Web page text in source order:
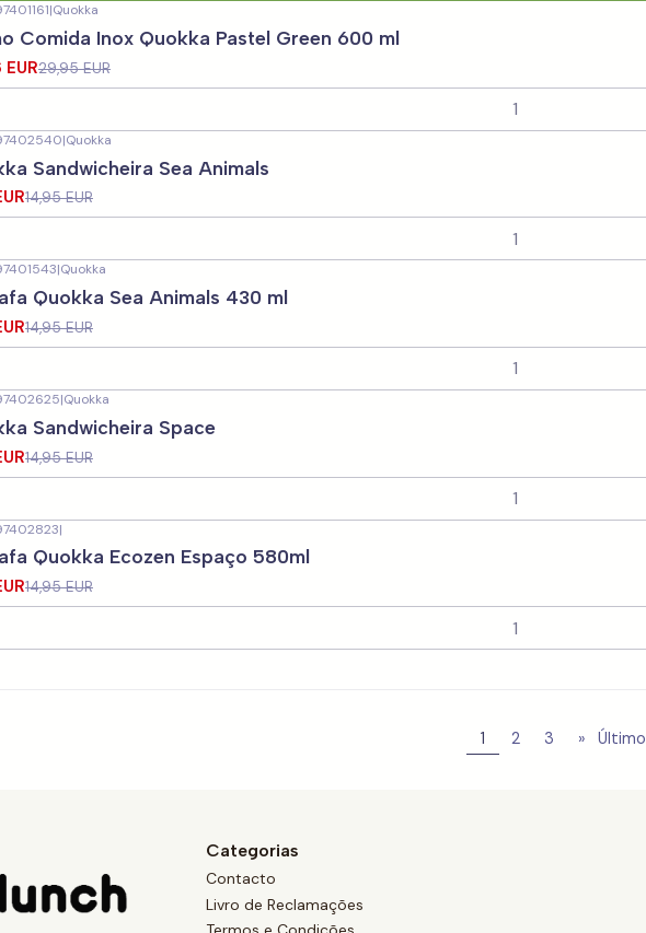
DESCONTO
|Quokka
Comida Inox Quokka Pastel Green 600 ml
29,95 EUR
DESCONTO
|Quokka
Sandwicheira Sea Animals
14,95 EUR
DESCONTO
|Quokka
Quokka Sea Animals 430 ml
14,95 EUR
DESCONTO
|Quokka
Sandwicheira Space
14,95 EUR
DESCONTO
|
Quokka Ecozen Espaço 580ml
14,95 EUR
1 2 3 » Último
Categorias
Contacto
Livro de Reclamações